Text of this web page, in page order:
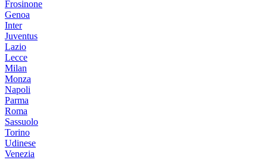
Frosinone
Genoa
Inter
Juventus
Lazio
Lecce
Milan
Monza
Napoli
Parma
Roma
Sassuolo
Torino
Udinese
Venezia